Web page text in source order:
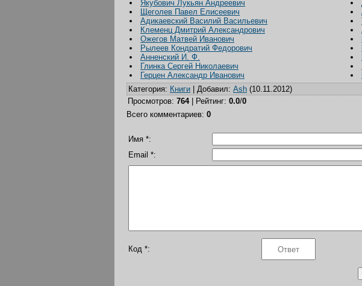
Якубович Лукьян Андреевич
Щеголев Павел Елисеевич
Адикаевский Василий Васильевич
Клеменц Дмитрий Александрович
Ожегов Матвей Иванович
Рылеев Кондратий Федорович
Анненский И. Ф.
Глинка Сергей Николаевич
Герцен Александр Иванович
Категория: Книги Добавил: Ash (10.11.2012)
Просмотров: 764| Рейтинг: 0.0/0
Всего комментариев: 0
Имя *:
Email *:
Код *: